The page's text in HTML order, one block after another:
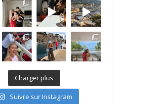
Charger plus
Suivre sur Instagram